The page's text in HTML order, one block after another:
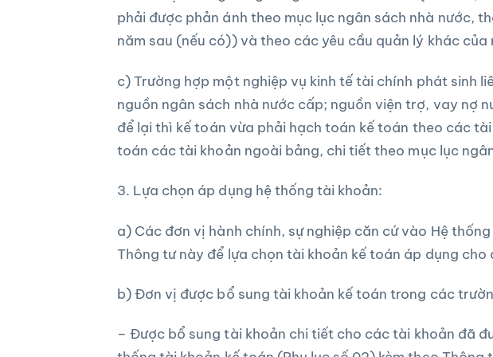
phải được phản ánh theo mục lục ngân sách nhà nước,
năm sau (nếu có)) và theo các yêu cầu quản lý khác của
c) Trường hợp một nghiệp vụ kinh tế tài chính phát sinh
nguồn ngân sách nhà nước cấp; nguồn viện trợ, vay nợ
để lại thì kế toán vừa phải hạch toán kế toán theo các
toán các tài khoản ngoài bảng, chi tiết theo mục lục
3. Lựa chọn áp dụng hệ thống tài khoản:
a) Các đơn vị hành chính, sự nghiệp căn cứ vào Hệ
Thông tư này để lựa chọn tài khoản kế toán áp dụng cho
b) Đơn vị được bổ sung tài khoản kế toán trong các
– Được bổ sung tài khoản chi tiết cho các tài khoản đã